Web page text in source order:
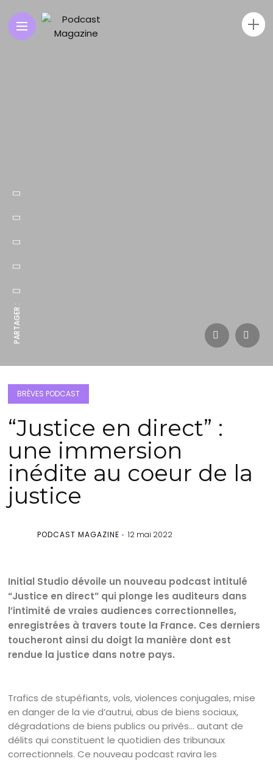
PARTAGER :
BRÈVES PODCAST
“Justice en direct” :
une immersion
inédite au coeur de la
justice
PODCAST MAGAZINE 12 mai 2022
Initial Studio dévoile un nouveau podcast intitulé
“Justice en direct” qui plonge les auditeurs dans
l’intimité de vraies audiences correctionnelles,
enregistrées à travers toute la France. Ces derniers
toucheront ainsi du doigt la manière dont est
rendue la justice dans notre pays.
Trafics de stupéfiants, vols, violences conjugales, mise
en danger de la vie d’autrui, abus de biens sociaux,
dégradations de biens publics ou privés… autant de
délits qui constituent le quotidien des tribunaux
correctionnels. Ce nouveau podcast ravira les